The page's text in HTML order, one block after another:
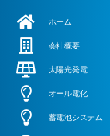
ホーム
会社概要
太陽光発電
オール電化
蓄電池システム